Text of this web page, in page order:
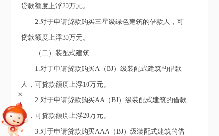
贷款额度上浮20万元。
2.对于申请贷款购买三星级绿色建筑的借款人，可
贷款额度上浮30万元。
（二）装配式建筑
1.对于申请贷款购买A（BJ）级装配式建筑的借款
人，可贷款额度上浮10万元。
2.对于申请贷款购买AA（BJ）级装配式建筑的借款
人，可贷款额度上浮20万元。
3.对于申请贷款购买AAA（BJ）级装配式建筑的借
+